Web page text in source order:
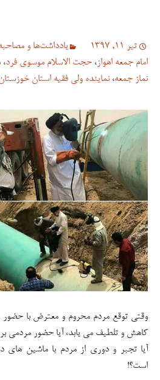
تیر 11, 1397 یادداشت‌ها و
امام جمعه اهواز، حجت الاسلام موسوی فرد،
نماز جمعه، نماینده ولی فقیه استان
وقتی توقع مردم محروم و معترض با
کاهش و تلطیف می یابد، آیا حضور مردمی
آیا تجبر و دوری از مردم با ماشین های
است؟!